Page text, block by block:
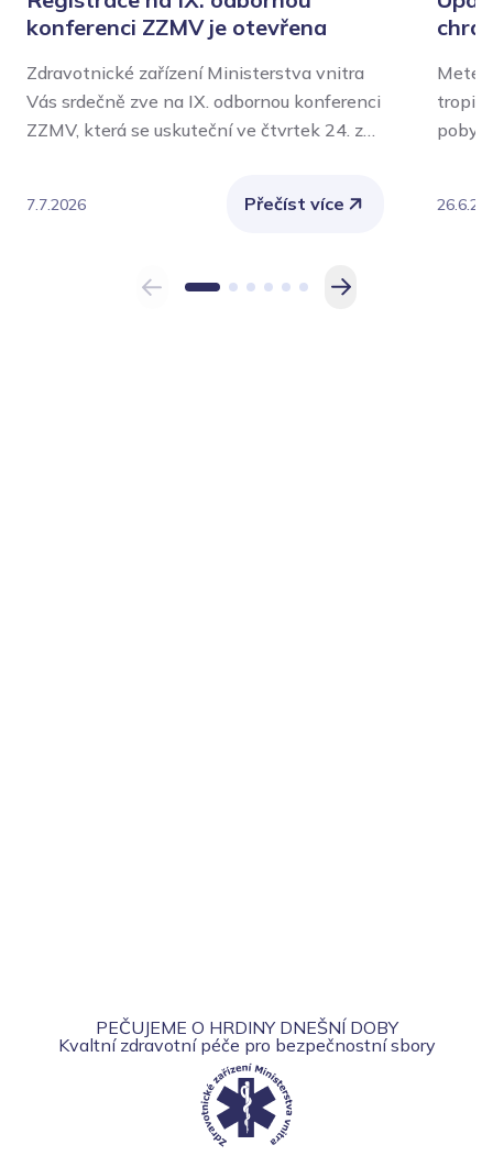
konferenci ZZMV je otevřena
Zdravotnické zařízení Ministerstva vnitra
Vás srdečně zve na IX. odbornou konferenci
ZZMV, která se uskuteční ve čtvrtek 24. září
7.7.2026 Přečíst více
PEČUJEME O HRDINY DNEŠNÍ DOBY
Kvaltní zdravotní péče pro bezpečnostní sbory